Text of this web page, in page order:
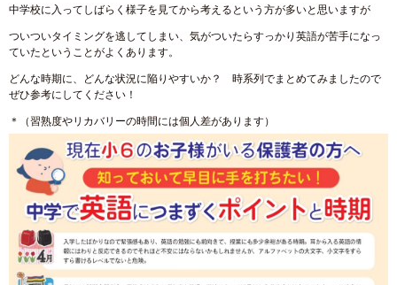
中学校に入ってしばらく様子を見てから考えるという方が多いと思いますが
ついついタイミングを逃してしまい、気がついたらすっかり英語が苦手になっ
ていたということがよくあります。
どんな時期に、どんな状況に陥りやすいか？ 時系列でまとめてみましたので
ぜひ参考にしてください！
＊（習熟度やリカバリーの時間には個人差があります）